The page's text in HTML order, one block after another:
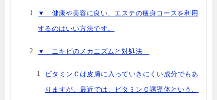
▼ 健康や美容に良い、エステの痩身コースを利用
するのはいい方法です。
▼ ニキビのメカニズムと対処法
ビタミンＣは皮膚に入っていきにくい成分でもあ
りますが、最近では、ビタミンＣ誘導体という、